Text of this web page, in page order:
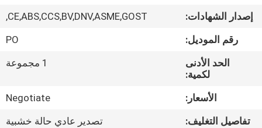
جولة
المصنع
مراقبة
الجودة
إصدار الشهادات:
CE,ABS,CCS,BV,DNV,ASME,GOST,
رقم الموديل:
PO
الحد الأدنى
لكمية:
1 مجموعة
الأسعار:
Negotiate
تفاصيل التغليف:
تصدير عادي حالة خشبية